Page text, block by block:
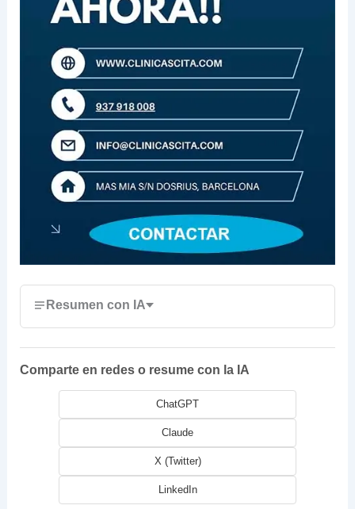
Resumen con IA
Comparte en redes o resume con la IA
ChatGPT
Claude
X (Twitter)
LinkedIn